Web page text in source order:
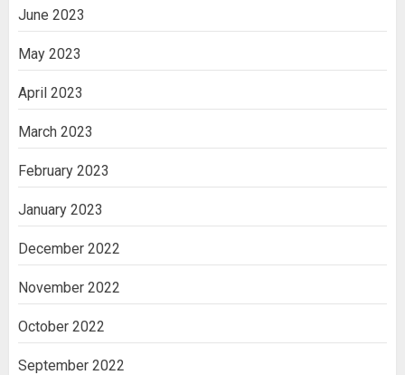
June 2023
May 2023
April 2023
March 2023
February 2023
January 2023
December 2022
November 2022
October 2022
September 2022